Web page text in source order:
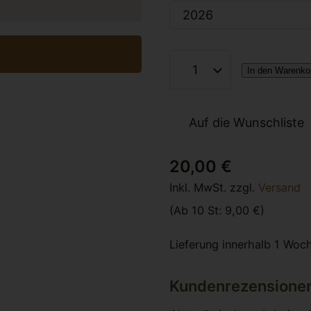
In den
Auf die Wunschliste
20,00 €
Inkl. MwSt. zzgl. Versand
Ab 10 St: 9,00 €
Lieferung innerhalb 1